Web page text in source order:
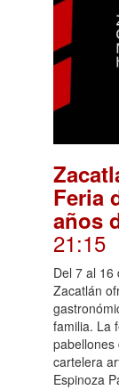
Feria
años
21:15
Del 7 al 16
Zacatlán
familia. La
pabellones
cartelera
Espinoza